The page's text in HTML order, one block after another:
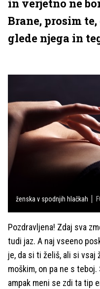
in verjetno ne
Brane, prosim
glede njega in
ženska v spodnjih hlačkah
Pozdravljena! Zdaj sva
tudi jaz. A naj vseeno
je, da si ti želiš, ali si vsaj
moškim, on pa ne s
ampak meni se zdi ta tip